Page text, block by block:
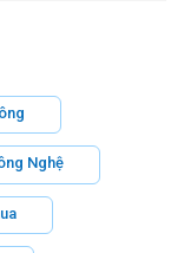
Nghệ